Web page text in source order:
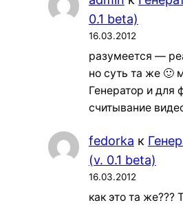
0.1 beta)
16.03.2012
разумеется —
но суть та же 🙂
Генератор и для
считывание
fedorka к
(v. 0.1 beta)
16.03.2012
как это та же???